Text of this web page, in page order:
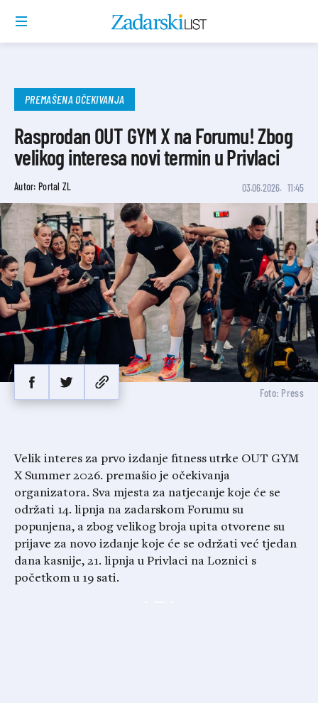
PREMAŠENA OČEKIVANJA
Rasprodan OUT GYM X na Forumu! Zbog
velikog interesa novi termin u Privlaci
Autor: Portal ZL 03.06.2026. 11:45
Foto: Press
Velik interes za prvo izdanje fitness utrke OUT GYM
X Summer 2026. premašio je očekivanja
organizatora. Sva mjesta za natjecanje koje će se
održati 14. lipnja na zadarskom Forumu su
popunjena, a zbog velikog broja upita otvorene su
prijave za novo izdanje koje će se održati već tjedan
dana kasnije, 21. lipnja u Privlaci na Loznici s
početkom u 19 sati.